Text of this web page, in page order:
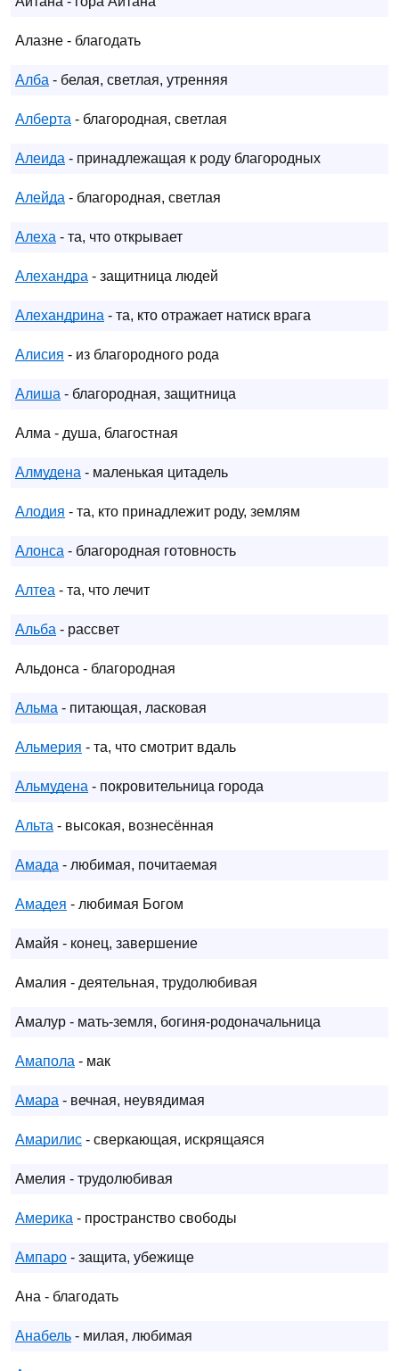
Алазне - благодать
Алба - белая, светлая, утренняя
Алберта - благородная, светлая
Алеида - принадлежащая к роду благородных
Алейда - благородная, светлая
Алеха - та, что открывает
Алехандра - защитница людей
Алехандрина - та, кто отражает натиск врага
Алисия - из благородного рода
Алиша - благородная, защитница
Алма - душа, благостная
Алмудена - маленькая цитадель
Алодия - та, кто принадлежит роду, землям
Алонса - благородная готовность
Алтеа - та, что лечит
Альба - рассвет
Альдонса - благородная
Альма - питающая, ласковая
Альмерия - та, что смотрит вдаль
Альмудена - покровительница города
Альта - высокая, вознесённая
Амада - любимая, почитаемая
Амадея - любимая Богом
Амайя - конец, завершение
Амалия - деятельная, трудолюбивая
Амалур - мать-земля, богиня-родоначальница
Амапола - мак
Амара - вечная, неувядимая
Амарилис - сверкающая, искрящаяся
Амелия - трудолюбивая
Америка - пространство свободы
Ампаро - защита, убежище
Ана - благодать
Анабель - милая, любимая